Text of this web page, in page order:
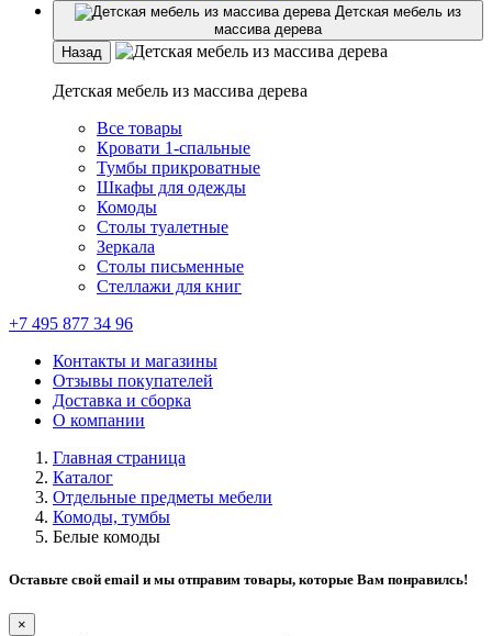
Детская мебель из
массива дерева
Назад
Детская мебель из массива дерева
Все товары
Кровати 1-спальные
Тумбы прикроватные
Шкафы для одежды
Комоды
Столы туалетные
Зеркала
Столы письменные
Стеллажи для книг
+7 495 877 34 96
Контакты и магазины
Отзывы покупателей
Доставка и сборка
О компании
Главная страница
Каталог
Отдельные предметы мебели
Комоды, тумбы
Белые комоды
Оставьте свой email и мы отправим товары, которые Вам понравилсь!
×